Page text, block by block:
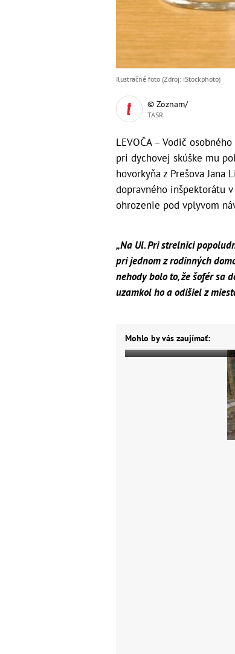
Ilustračné foto (Zdroj: iStockphoto)
© Zoznam/
TASR
LEVOČA – Vodič
pri dychovej skúške mu
hovorkyňa z Prešova
dopravného inšpektorátu
ohrozenie pod vplyvom
„Na Ul. Pri strelnici
pri jednom z rodinných
nehody bolo to, že šofér sa
uzamkol ho a odišiel z
Mohlo by vás zaujímať: